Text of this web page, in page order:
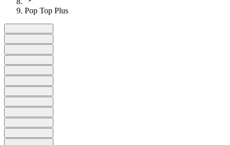
Pop Top Plus